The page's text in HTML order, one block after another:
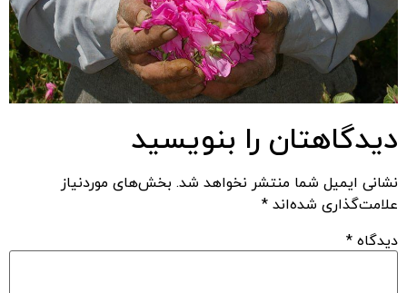
دیدگاهتان را بنویسید
نشانی ایمیل شما منتشر نخواهد شد. بخش‌های موردنیاز
علامت‌گذاری شده‌اند *
دیدگاه *